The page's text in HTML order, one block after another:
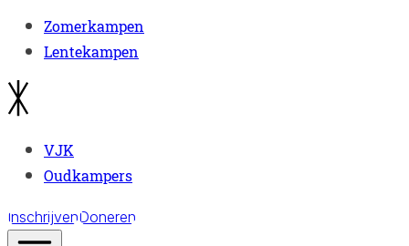
Zomerkampen
Lentekampen
VJK
Oudkampers
InschrijvenDoneren